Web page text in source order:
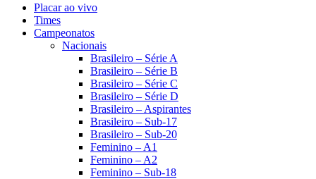
Placar ao vivo
Times
Campeonatos
Nacionais
Brasileiro – Série A
Brasileiro – Série B
Brasileiro – Série C
Brasileiro – Série D
Brasileiro – Aspirantes
Brasileiro – Sub-17
Brasileiro – Sub-20
Feminino – A1
Feminino – A2
Feminino – Sub-18